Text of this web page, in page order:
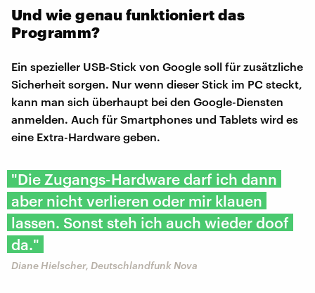
Und wie genau funktioniert das
Programm?
Ein spezieller USB-Stick von Google soll für zusätzliche
Sicherheit sorgen. Nur wenn dieser Stick im PC steckt,
kann man sich überhaupt bei den Google-Diensten
anmelden. Auch für Smartphones und Tablets wird es
eine Extra-Hardware geben.
"Die Zugangs-Hardware darf ich dann
aber nicht verlieren oder mir klauen
lassen. Sonst steh ich auch wieder doof
da."
Diane Hielscher, Deutschlandfunk Nova